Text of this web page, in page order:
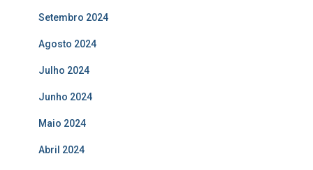
Setembro 2024
Agosto 2024
Julho 2024
Junho 2024
Maio 2024
Abril 2024